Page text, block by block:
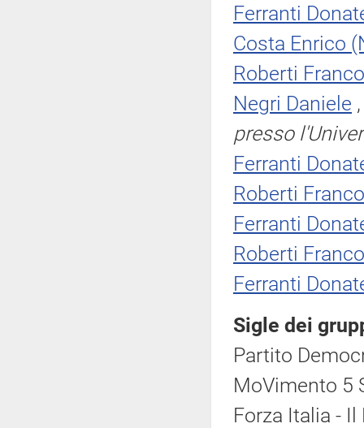
Ferranti
Costa Enrico
Roberti Franco
Negri Daniele
presso
Ferranti
Roberti Franco
Ferranti
Roberti Franco
Ferranti
Sigle dei
Partito
MoVimento 5
Forza Italia -